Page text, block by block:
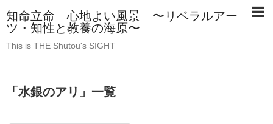
知命立命 心地よい風景 〜リベラルアー
ツ・知性と教養の海原〜
This is THE Shutou's SIGHT
「 水銀のアリ 」 一覧